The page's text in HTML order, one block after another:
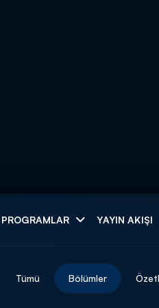
PROGRAMLAR YAYIN AKIŞI
ARAMA SONUÇLARI
Tümü Bölümler